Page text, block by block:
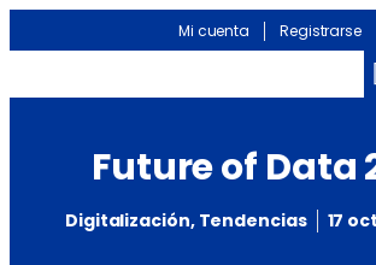
Mi cuenta Registrarse
Future of Data
Digitalización, Tendencias 17